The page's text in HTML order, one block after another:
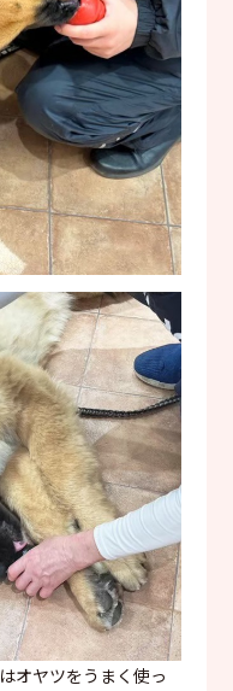
オヤツをうまく使っ